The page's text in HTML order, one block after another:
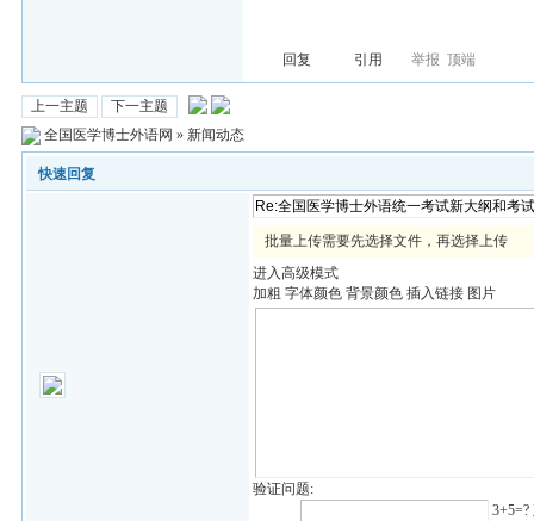
回复 引用 举报 顶端
上一主题
下一主题
全国医学博士外语网 » 新闻动态
快速回复
批量上传需要先选择文件，再选择上传
进入高级模式
加粗 字体颜色 背景颜色 插入链接 图片
验证问题:
3+5=?